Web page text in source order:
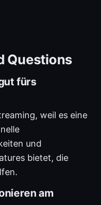
Questions
fürs
weil es eine
und
bietet, die
am